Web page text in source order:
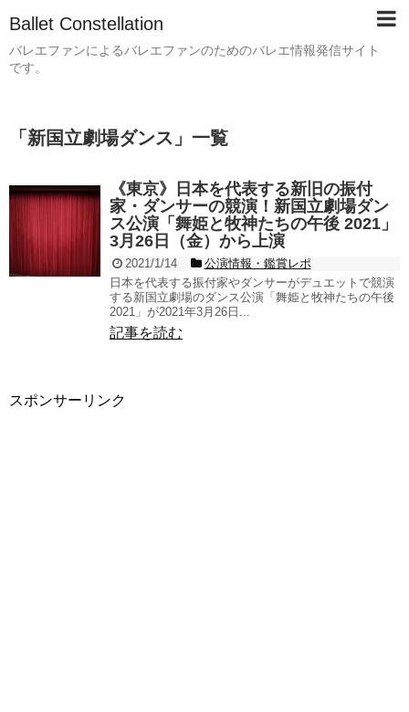
Ballet Constellation
バレエファンによるバレエファンのためのバレエ情報発信サイト
です。
「 新国立劇場ダンス 」 一覧
《東京》日本を代表する新旧の振付
家・ダンサーの競演！新国立劇場ダン
ス公演「舞姫と牧神たちの午後 2021」
3月26日（金）から上演
2021/1/14
公演情報・鑑賞レポ
日本を代表する振付家やダンサーがデュエットで競演
する新国立劇場のダンス公演「舞姫と牧神たちの午後
2021」が2021年3月26日...
記事を読む
スポンサーリンク